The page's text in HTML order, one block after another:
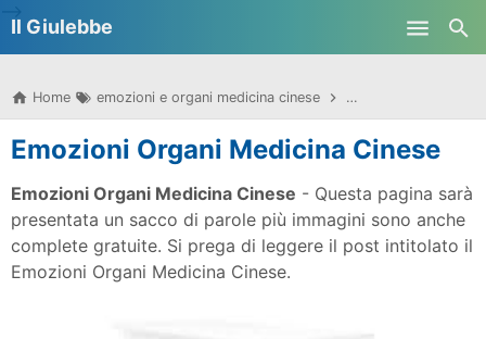
Il Giulebbe
Home emozioni e organi medicina cinese emozioni organi
Emozioni Organi Medicina Cinese
Emozioni Organi Medicina Cinese - Questa pagina sarà
presentata un sacco di parole più immagini sono anche
complete gratuite. Si prega di leggere il post intitolato il
Emozioni Organi Medicina Cinese.